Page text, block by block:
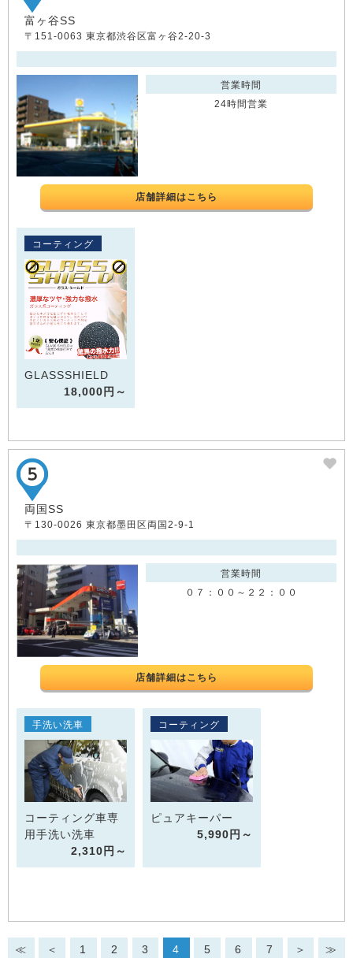
富ヶ谷SS
〒151-0063 東京都渋谷区富ヶ谷2-20-3
営業時間
24時間営業
店舗詳細はこちら
コーティング
GLASSSHIELD
18,000円～
両国SS
〒130-0026 東京都墨田区両国2-9-1
営業時間
０７：００～２２：００
店舗詳細はこちら
手洗い洗車
コーティング車専
用手洗い洗車
2,310円～
コーティング
ピュアキーパー
5,990円～
≪ ＜ 1 2 3 4 5 6 7 ＞ ≫